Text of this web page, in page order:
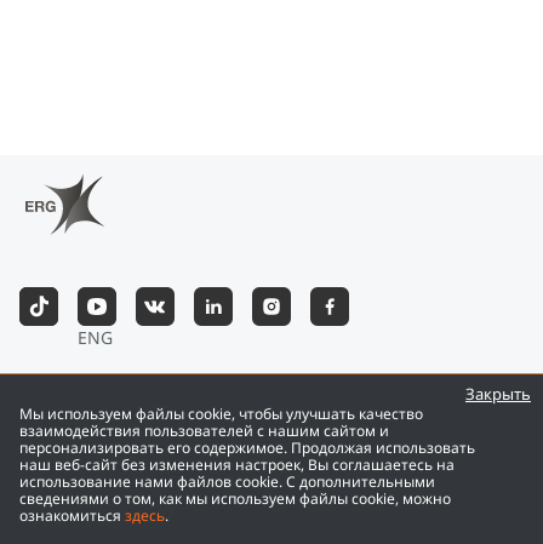
Мы используем файлы cookie, чтобы улучшать качество
взаимодействия пользователей с нашим сайтом и
персонализировать его содержимое. Продолжая использовать
наш веб-сайт без изменения настроек, Вы соглашаетесь на
использование нами файлов cookie. С дополнительными
сведениями о том, как мы используем файлы cookie, можно
ознакомиться здесь.
Закрыть
ENG